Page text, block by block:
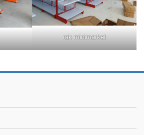
rak minimarket